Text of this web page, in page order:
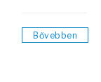
Bővebben